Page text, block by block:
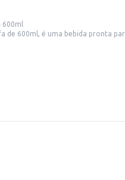
de 600ml, é uma bebida pronta
experiência de consumo
atrativa para o consumidor